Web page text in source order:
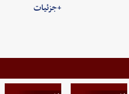
+جزئیات